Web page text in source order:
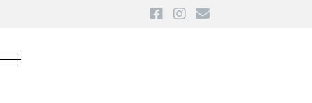
Mobile Menu Toggle